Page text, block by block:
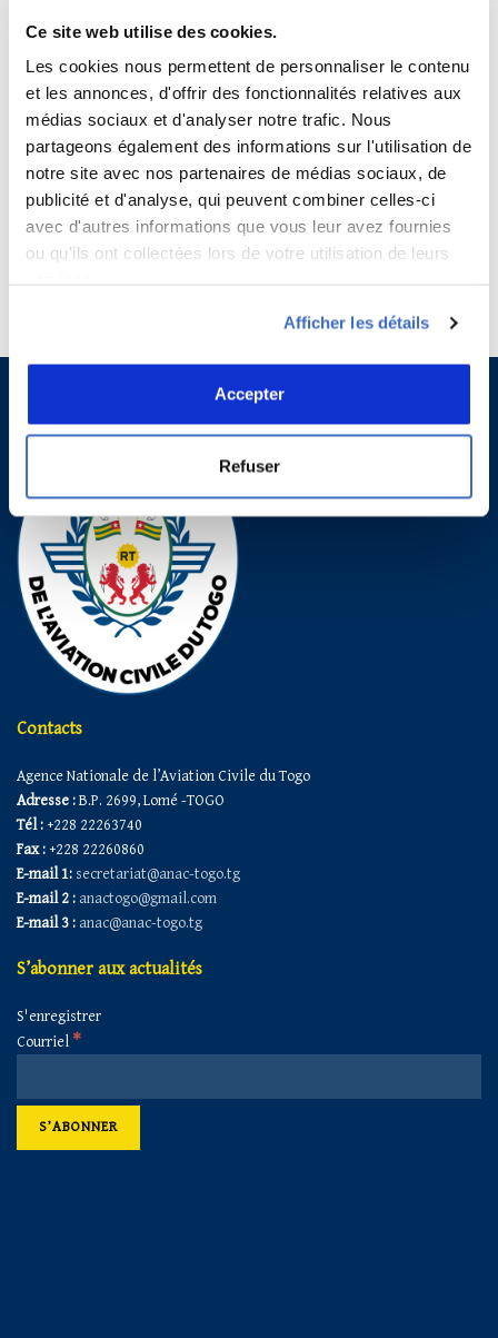
Ce site web utilise des cookies.
Les cookies nous permettent de personnaliser le contenu
et les annonces, d'offrir des fonctionnalités relatives aux
médias sociaux et d'analyser notre trafic. Nous
partageons également des informations sur l'utilisation de
notre site avec nos partenaires de médias sociaux, de
publicité et d'analyse, qui peuvent combiner celles-ci
avec d'autres informations que vous leur avez fournies
ou qu'ils ont collectées lors de votre utilisation de leurs
Afficher les détails
Accepter
Refuser
Contacts
Agence Nationale de l’Aviation Civile du Togo
Adresse :B.P. 2699, Lomé -TOGO
Tél : +228 22263740
Fax : +228 22260860
E-mail 1: secretariat@anac-togo.tg
E-mail 2 : anactogo@gmail.com
E-mail 3 : anac@anac-togo.tg
S’abonner aux actualités
S'enregistrer
Courriel*